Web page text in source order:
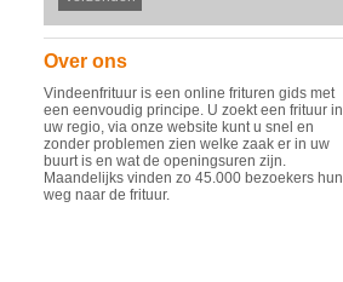
Over ons
Vindeenfrituur is een online frituren gids met
een eenvoudig principe. U zoekt een frituur in
uw regio, via onze website kunt u snel en
zonder problemen zien welke zaak er in uw
buurt is en wat de openingsuren zijn.
Maandelijks vinden zo 45.000 bezoekers hun
weg naar de frituur.